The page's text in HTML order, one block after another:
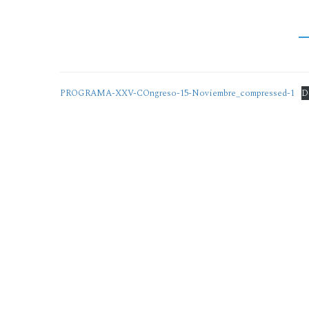
PROGRAMA-XXV-COngreso-15-Noviembre_compressed-1